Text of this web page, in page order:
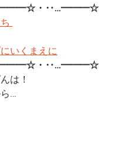
・‥…━━━☆
ち
いくまえに
・‥…━━━☆
は！
…